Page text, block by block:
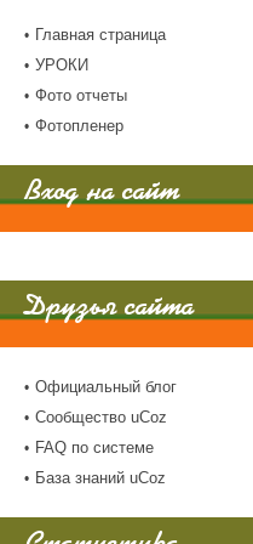
Главная страница
УРОКИ
Фото отчеты
Фотопленер
Вход на сайт
Друзья сайта
Официальный блог
Сообщество uCoz
FAQ по системе
База знаний uCoz